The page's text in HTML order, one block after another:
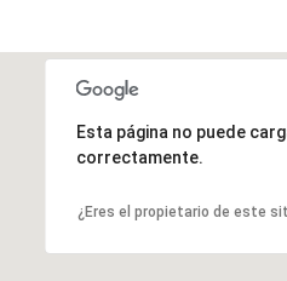
Esta página no puede
correctamente.
¿Eres el propietario de este